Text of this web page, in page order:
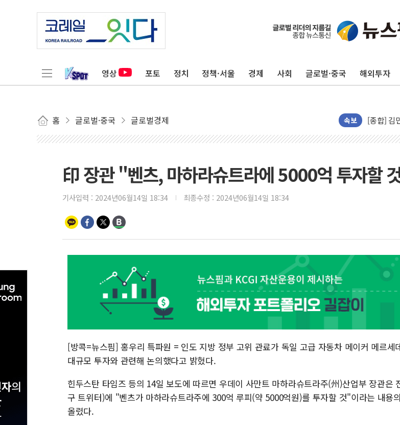
영상 포토 정치 정책·서울 경제 사회 글로벌·중국 해외투자
홈 글로벌·중국 글로벌경제 속보
포항시
인천 합동
김민석, 2
[속보] 민
이번주
폐기물
서울 중
여수 오
추미애, '
인천 선재
인천서
'화합'
印 장관 "벤츠, 마하라슈트라에 5000억 투자할
기사입력 : 2024년06월14일 18:34 최종수정 : 2024년06월14일 18:34
[방콕=뉴스핌] 홍우리 특파원 = 인도 지방 정부 고위 관료가 독일 고급 자동차 메이커 메르세
대규모 투자와 관련해 논의했다고 밝혔다.
힌두스탄 타임즈 등의 14일 보도에 따르면 우데이 사만트 마하라슈트라주(州)산업부 장관은
구 트위터)에 "벤츠가 마하라슈트라주에 300억 루피(약 5000억원)를 투자할 것"이라는 내용
올렸다.